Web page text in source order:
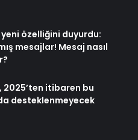
özelliğini duyurdu:
mesajlar! Mesaj nasıl
2025’ten itibaren bu
desteklenmeyecek